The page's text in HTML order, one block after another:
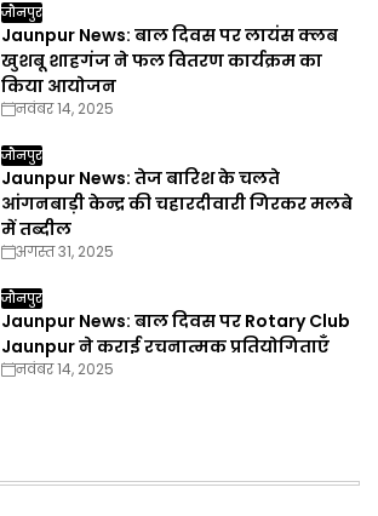
जौनपुर
Jaunpur News: बाल दिवस पर लायंस क्लब
खुशबू शाहगंज ने फल वितरण कार्यक्रम का
किया आयोजन
नवंबर 14, 2025
जौनपुर
Jaunpur News: तेज बारिश के चलते
आंगनबाड़ी केन्द्र की चहारदीवारी गिरकर मलबे
में तब्दील
अगस्त 31, 2025
जौनपुर
Jaunpur News: बाल दिवस पर Rotary Club
Jaunpur ने कराई रचनात्मक प्रतियोगिताएँ
नवंबर 14, 2025